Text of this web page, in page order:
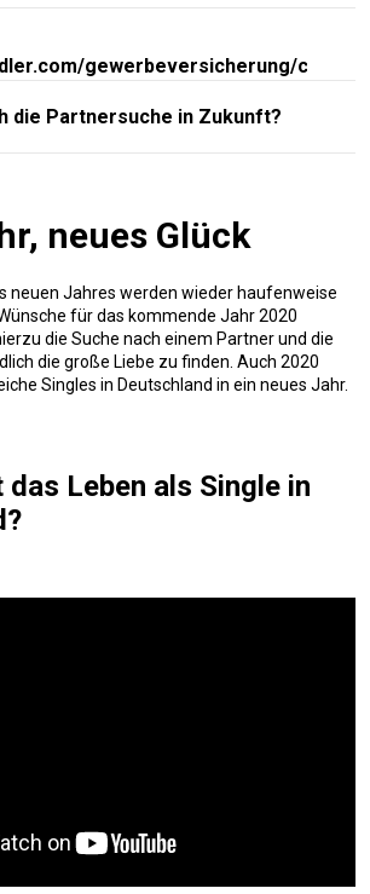
gewerbeversicherung/
die Partnersuche in Zukunft?
neues Glück
neuen Jahres werden wieder haufenweise
für das kommende Jahr 2020
die Suche nach einem Partner und die
die große Liebe zu finden. Auch 2020
Singles in Deutschland in ein neues Jahr.
Leben als Single in